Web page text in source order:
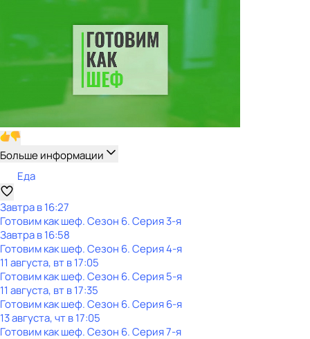
Больше информации
Еда
Завтра в 16:27
Готовим как шеф. Сезон 6. Серия 3-я
Завтра в 16:58
Готовим как шеф. Сезон 6. Серия 4-я
11 августа, вт в 17:05
Готовим как шеф. Сезон 6. Серия 5-я
11 августа, вт в 17:35
Готовим как шеф. Сезон 6. Серия 6-я
13 августа, чт в 17:05
Готовим как шеф. Сезон 6. Серия 7-я